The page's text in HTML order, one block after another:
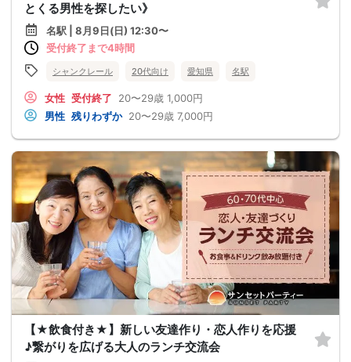
とくる男性を探したい》
名駅 | 8月9日(日) 12:30〜
受付終了まで4時間
シャンクレール 20代向け 愛知県 名駅
女性 受付終了 20〜29歳 1,000円
男性 残りわずか 20〜29歳 7,000円
【★飲食付き★】新しい友達作り・恋人作りを応援
♪繋がりを広げる大人のランチ交流会